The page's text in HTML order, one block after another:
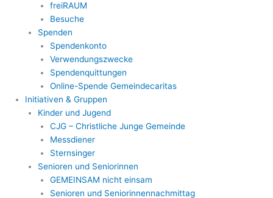
freiRAUM
Besuche
Spenden
Spendenkonto
Verwendungszwecke
Spendenquittungen
Online-Spende Gemeindecaritas
Initiativen & Gruppen
Kinder und Jugend
CJG – Christliche Junge Gemeinde
Messdiener
Sternsinger
Senioren und Seniorinnen
GEMEINSAM nicht einsam
Senioren und Seniorinnennachmittag